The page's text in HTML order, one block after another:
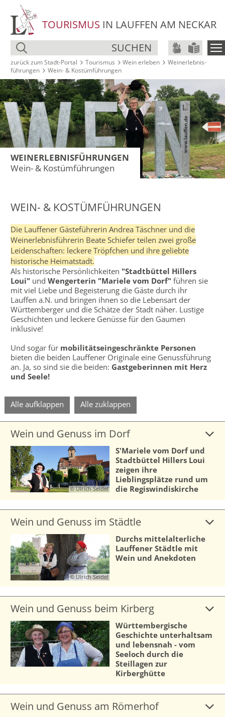
TOURISMUS IN LAUFFEN AM NECKAR
SUCHEN
zurück zum Stadt‑Portal Tourismus Wein erleben
Weinerlebnis­
führungen
Wein- & Kostümführungen
WEINERLEBNIS­FÜHRUNGEN
Wein- & Kostümführungen
WEIN- & KOSTÜMFÜHRUNGEN
Die Lauffener Gästeführerin Andrea Täschner und die
Weinerlebnisführerin Beate Schiefer teilen zwei große
Leidenschaften: leckere Tröpfchen und ihre geliebte
historische Heimatstadt.
Als historische Persönlichkeiten "Stadtbüttel Hillers
Loui" und Wengerterin "Mariele vom Dorf" führen sie
mit viel Liebe und Begeisterung die Gäste durch ihr
Lauffen a.N. und bringen ihnen so die Lebensart der
Württemberger und die Schätze der Stadt näher. Lustige
Geschichten und leckere Genüsse für den Gaumen
inklusive!
Und sogar für mobilitätseingeschränkte Personen
bieten die beiden Lauffener Originale eine Genussführung
an. Ja, so sind sie die beiden: Gastgeberinnen mit Herz
und Seele!
Alle aufklappen Alle zuklappen
Wein und Genuss im Dorf
© Ulrich Seidel
S'Mariele vom Dorf und
Stadtbüttel Hillers Loui
zeigen ihre
Lieblingsplätze rund um
die Regiswindiskirche
Wein und Genuss im Städtle
© Ulrich Seidel
Durchs mittelalterliche
Lauffener Städtle mit
Wein und Anekdoten
Wein und Genuss beim Kirberg
Württembergische
Geschichte unterhaltsam
und lebensnah - vom
Seeloch durch die
Steillagen zur
Kirberghütte
Wein und Genuss am Römerhof